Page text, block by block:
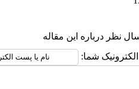
نظر درباره این مقاله
شما: